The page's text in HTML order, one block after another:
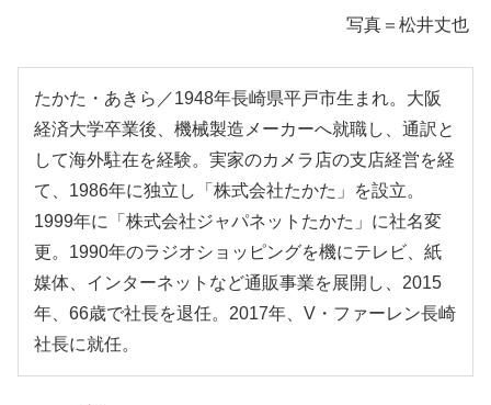
写真＝松井丈也
たかた・あきら／1948年長崎県平戸市生まれ。大阪
経済大学卒業後、機械製造メーカーへ就職し、通訳と
して海外駐在を経験。実家のカメラ店の支店経営を経
て、1986年に独立し「株式会社たかた」を設立。
1999年に「株式会社ジャパネットたかた」に社名変
更。1990年のラジオショッピングを機にテレビ、紙
媒体、インターネットなど通販事業を展開し、2015
年、66歳で社長を退任。2017年、V・ファーレン長崎
社長に就任。